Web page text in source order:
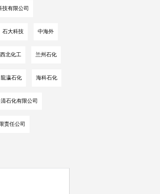
技有限公司
石大科技 中海外
北化工 兰州石化
龍瀛石化 海科石化
石化有限公司
责任公司